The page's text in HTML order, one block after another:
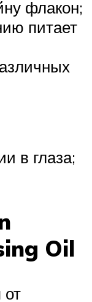
флакон;
питает
в глаза;
Oil